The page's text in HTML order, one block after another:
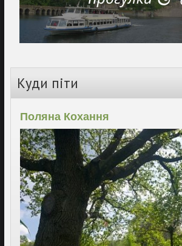
Куди піти
Поляна Кохання